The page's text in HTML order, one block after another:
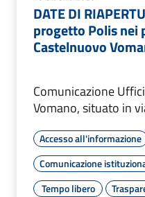
DATE DI
progetto Polis nei
Castelnuovo
Comunicazione
Vomano, situato in
Accesso all'informazione
Comunicazione
Tempo libero